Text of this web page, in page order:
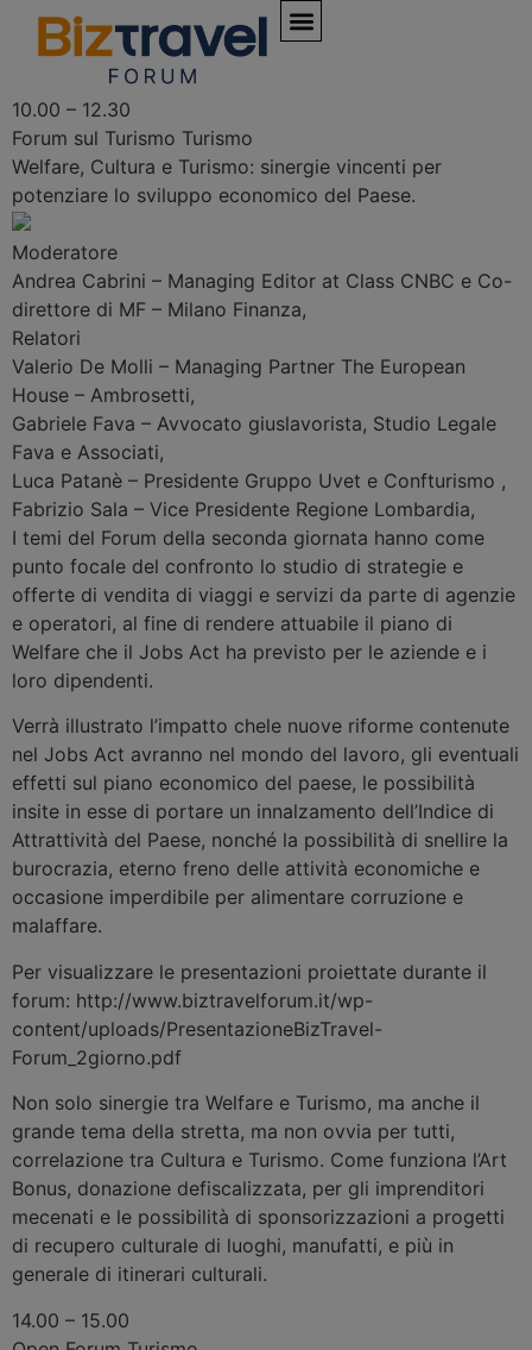
10.00 – 12.30
Forum sul Turismo Turismo
Welfare, Cultura e Turismo: sinergie vincenti per
potenziare lo sviluppo economico del Paese.
Moderatore
Andrea Cabrini – ‎Managing Editor at Class CNBC e Co-
direttore di MF – Milano Finanza,
Relatori
Valerio De Molli – Managing Partner The European
House – Ambrosetti,
Gabriele Fava – Avvocato giuslavorista, Studio Legale
Fava e Associati,
Luca Patanè – Presidente Gruppo Uvet e Confturismo ,
Fabrizio Sala – Vice Presidente Regione Lombardia,
I temi del Forum della seconda giornata hanno come
punto focale del confronto lo studio di strategie e
offerte di vendita di viaggi e servizi da parte di agenzie
e operatori, al fine di rendere attuabile il piano di
Welfare che il Jobs Act ha previsto per le aziende e i
loro dipendenti.
Verrà illustrato l’impatto chele nuove riforme contenute
nel Jobs Act avranno nel mondo del lavoro, gli eventuali
effetti sul piano economico del paese, le possibilità
insite in esse di portare un innalzamento dell’Indice di
Attrattività del Paese, nonché la possibilità di snellire la
burocrazia, eterno freno delle attività economiche e
occasione imperdibile per alimentare corruzione e
malaffare.
Per visualizzare le presentazioni proiettate durante il
forum: http://www.biztravelforum.it/wp-
content/uploads/PresentazioneBizTravel-
Forum_2giorno.pdf
Non solo sinergie tra Welfare e Turismo, ma anche il
grande tema della stretta, ma non ovvia per tutti,
correlazione tra Cultura e Turismo. Come funziona l’Art
Bonus, donazione defiscalizzata, per gli imprenditori
mecenati e le possibilità di sponsorizzazioni a progetti
di recupero culturale di luoghi, manufatti, e più in
generale di itinerari culturali.
14.00 – 15.00